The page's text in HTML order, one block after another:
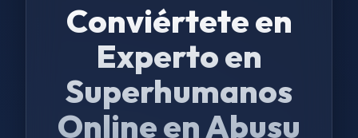
Conviértete en
Experto en
Superhumanos
Online en Abusu